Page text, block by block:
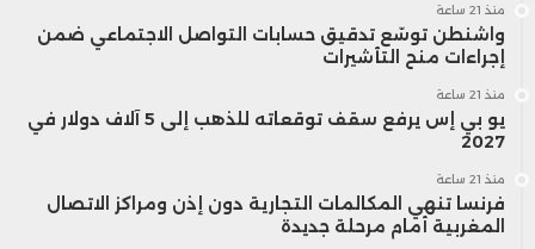
منذ 21 ساعة
واشنطن توسّع تدقيق حسابات التواصل الاجتماعي ضمن
إجراءات منح التأشيرات
منذ 21 ساعة
يو بي إس يرفع سقف توقعاته للذهب إلى 5 آلاف دولار في
2027
منذ 21 ساعة
فرنسا تنهي المكالمات التجارية دون إذن ومراكز الاتصال
المغربية أمام مرحلة جديدة